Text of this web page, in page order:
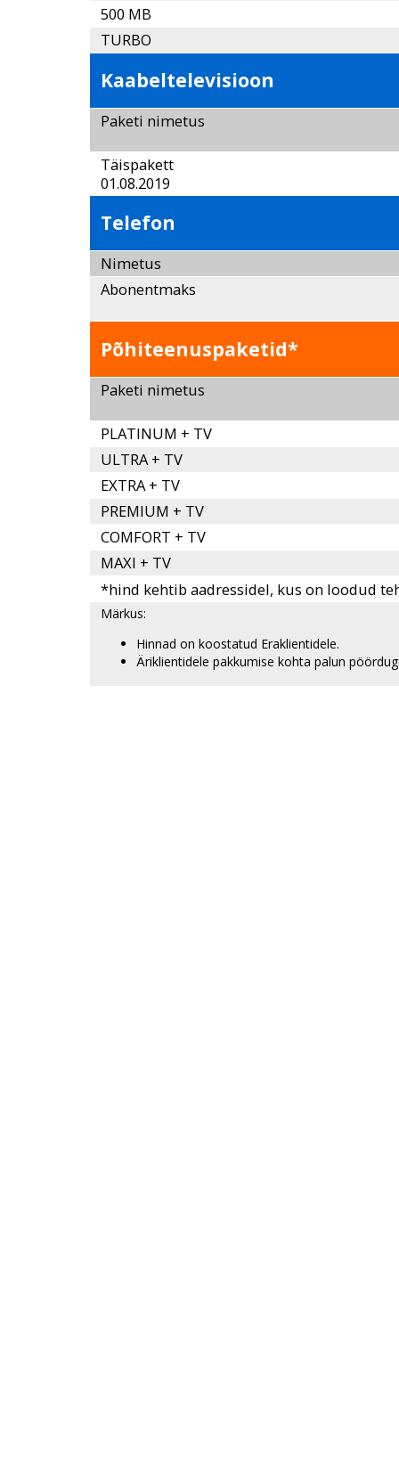
500 MB
TURBO
Kaabeltelevisioon
Paketi nimetus
01.08.2019
Telefon
Nimetus
Abonentmaks
Põhiteenuspaketid*
Paketi nimetus
PLATINUM + TV
ULTRA + TV
EXTRA + TV
PREMIUM + TV
COMFORT + TV
MAXI + TV
*hind kehtib aadressidel, kus on loodud
Märkus:
Hinnad on koostatud Eraklientidele.
Äriklientidele pakkumise kohta palun